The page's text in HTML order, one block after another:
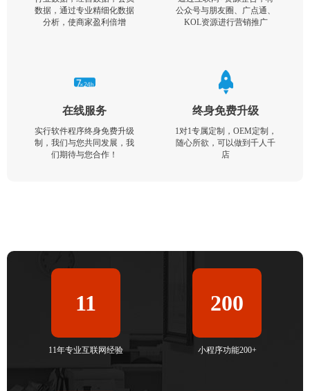
数据，通过专业精细化数据
分析，使商家盈利倍增
公众号与朋友圈、广点通、
KOL资源进行营销推广
在线服务
实行软件程序终身免费升级
制，我们与您共同发展，我
们期待与您合作！
终身免费升级
1对1专属定制，OEM定制，
随心所欲，可以做到千人千
店
11
11年专业互联网经验
200
小程序功能200+